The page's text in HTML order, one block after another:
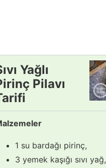
Yağlı
Pilavı
1 su bardağı pirinç,
3 yemek kaşığı sıvı yağ,